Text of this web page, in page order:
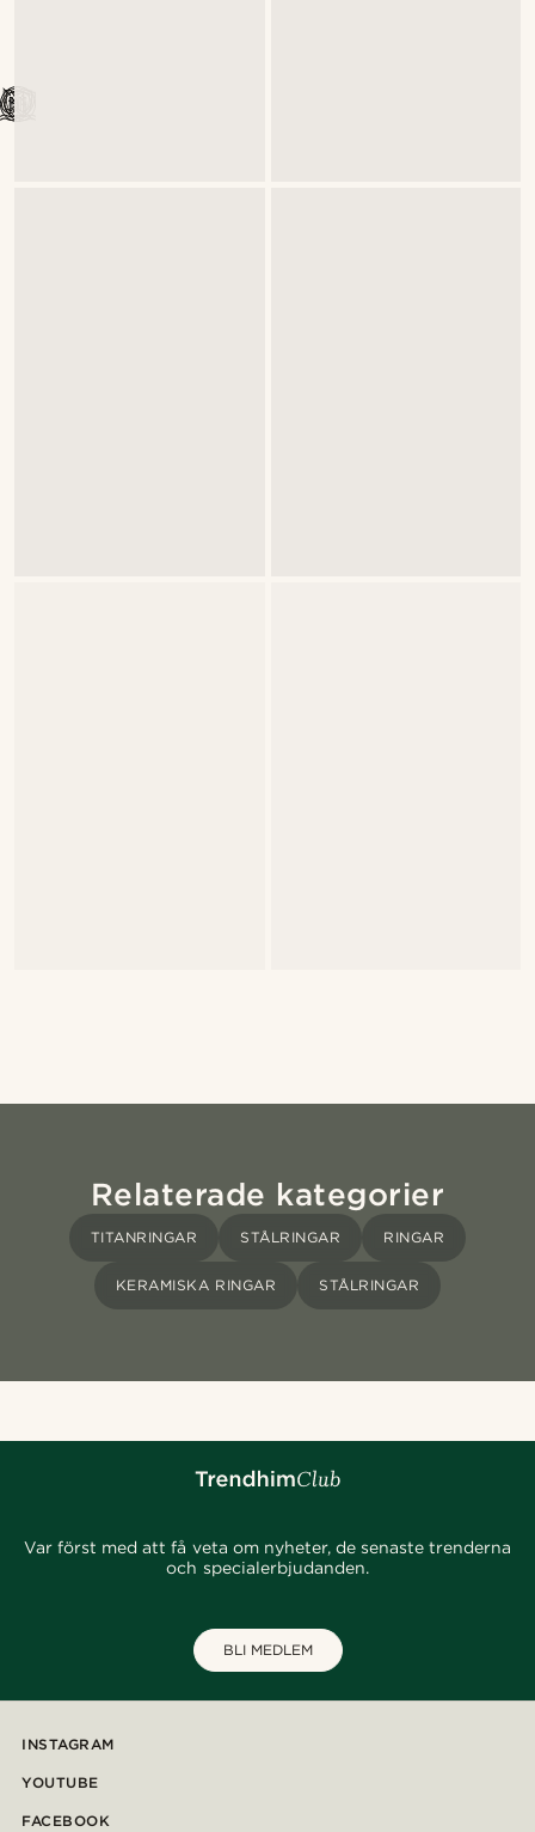
Relaterade kategorier
TITANRINGAR STÅLRINGAR RINGAR
KERAMISKA RINGAR STÅLRINGAR
Var först med att få veta om nyheter, de senaste trenderna
och specialerbjudanden.
BLI MEDLEM
INSTAGRAM
YOUTUBE
FACEBOOK